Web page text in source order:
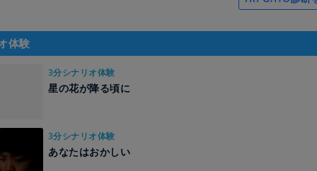
体験
3分シナリオ体験
星の花が降る頃に
3分シナリオ体験
あなたはおかしい